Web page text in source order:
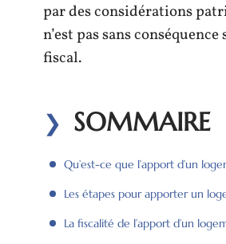
par des considérations
n’est pas sans
fiscal.
SOMMAIRE
Qu’est-ce que l’apport d’un
Les étapes pour apporter un
La fiscalité de l’apport d’un